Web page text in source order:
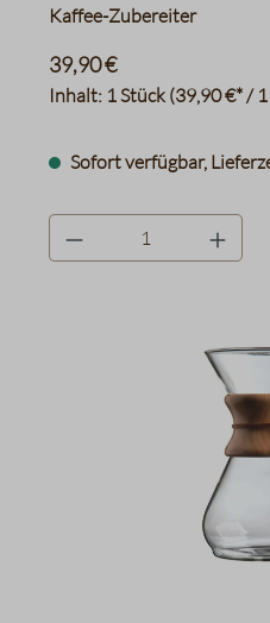
Kaffee-Zubereiter
Inhalt: 1 Stück(39,90 €* /
39,90 €
Sofort verfügbar,
product.quantityLabel